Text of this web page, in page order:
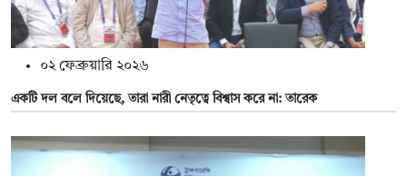
০২ ফেব্রুয়ারি ২০২৬
একটি দল বলে দিয়েছে, তারা নারী নেতৃত্বে বিশ্বাস করে না: তারেক